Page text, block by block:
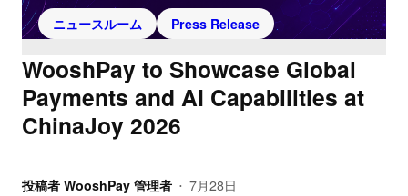
ニュースルーム Press Release
WooshPay to Showcase Global
Payments and AI Capabilities at
ChinaJoy 2026
投稿者 WooshPay 管理者 • 7月28日